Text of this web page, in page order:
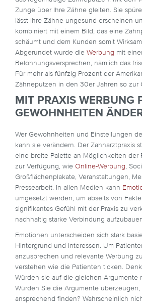
Zunge über Ihre Zähne gleiten. Sie
lässt Ihre Zähne ungesund erscheinen
kombiniert mit einem Bild, das eine
schäumt und dem Kunden somit
Abgerundet wurde die Werbung mit
Belohnungsversprechen, nämlich das
Für mehr als fünfzig Prozent der
Zähneputzen in den 30er Jahren so zur
MIT PRAXIS WERBUNG
GEWOHNHEITEN
Wer Gewohnheiten und Einstellungen
kann sie verändern. Der Zahnarztpraxis
eine breite Palette an Möglichkeiten der
zur Verfügung, wie Online-Werbung ,
Großflächenplakate, Veranstaltungen,
Pressearbeit. In allen Medien kann
umgesetzt werden, um abseits von
signifikantes Gefühl mit der Praxis zu
nachhaltig starke Verbindung
Emotionen unterscheiden sich stark
Hintergrund und Interessen. Um
anzusprechen und relevante Werbung
verstehen wie die Patienten ticken.
Würden sie auf die gleichen Argumente
Würden Sie die Argumente überzeugen,
ansprechend finden? Wahrscheinlich